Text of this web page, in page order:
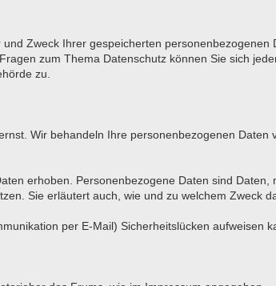
Zweck Ihrer gespeicherten
zum Thema Datenschutz können Sie sich
zu.
Wir behandeln Ihre personenbezogenen
erhoben. Personenbezogene Daten sind
Sie erläutert auch, wie und zu welchem Zweck
per E-Mail) Sicherheitslücken aufweisen